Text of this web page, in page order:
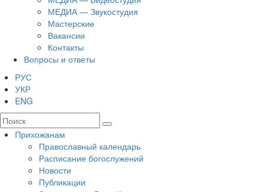
МЕДИА — Звукостудия
Мастерские
Вакансии
Контакты
Вопросы и ответы
РУС
УКР
ENG
Прихожанам
Православный календарь
Расписание богослужений
Новости
Публикации